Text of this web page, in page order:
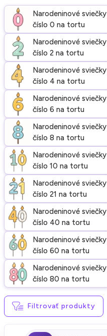
Narodeninové sviečky
číslo 0 na tortu
Narodeninové sviečky
číslo 2 na tortu
Narodeninové sviečky
číslo 4 na tortu
Narodeninové sviečky
číslo 6 na tortu
Narodeninové sviečky
číslo 8 na tortu
Narodeninové sviečky
číslo 10 na tortu
Narodeninové sviečky
číslo 21 na tortu
Narodeninové sviečky
číslo 40 na tortu
Narodeninové sviečky
číslo 60 na tortu
Narodeninové sviečky
číslo 80 na tortu
Filtrovať produkty